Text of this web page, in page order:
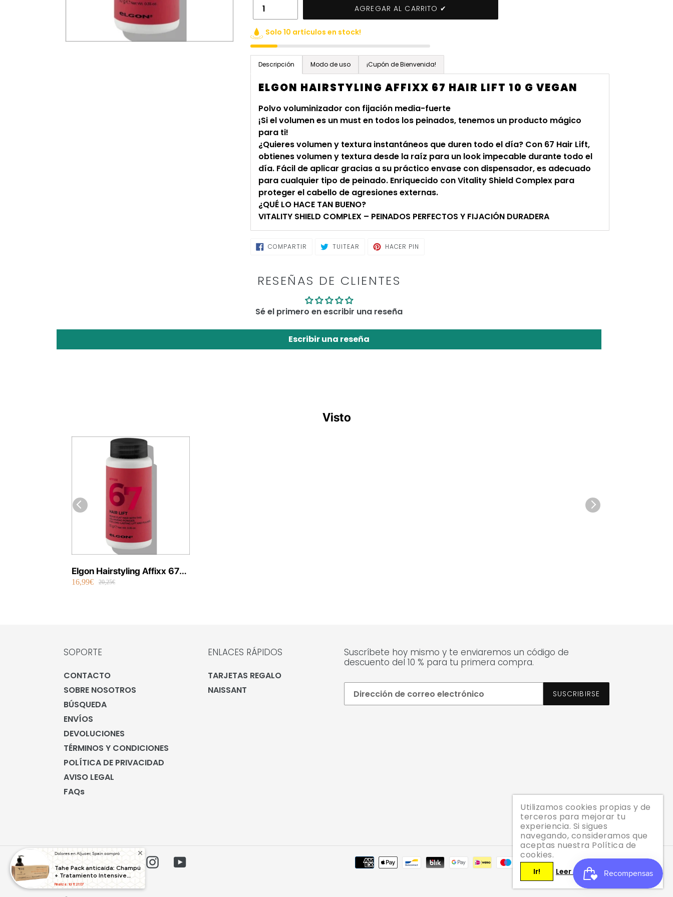
AGREGAR AL CARRITO ✔
Solo 10 artículos en stock!
Agregando
carrito
de
compra
Descripción Modo de uso ¡Cupón de Bienvenida!
ELGON HAIRSTYLING AFFIXX 67 HAIR LIFT 10 G VEGAN
Polvo voluminizador con fijación media-fuerte
¡Si el volumen es un must en todos los peinados, tenemos un producto mágico
para ti!
¿Quieres volumen y textura instantáneos que duren todo el día? Con 67 Hair Lift,
obtienes volumen y textura desde la raíz para un look impecable durante todo el
día. Fácil de aplicar gracias a su práctico envase con dispensador, es adecuado
para cualquier tipo de peinado. Enriquecido con Vitality Shield Complex para
proteger el cabello de agresiones externas.
¿QUÉ LO HACE TAN BUENO?
VITALITY SHIELD COMPLEX – PEINADOS PERFECTOS Y FIJACIÓN DURADERA
COMPARTIR COMPARTIRTUITEAR TUITEARHACER PIN
RESEÑAS DE CLIENTES
Sé el primero en escribir una reseña
Escribir una reseña
Visto
Elgon Hairstyling Affixx 67
Hair Lift 10 g Vegan
16,99€ 20,25€
SOPORTE
CONTACTO
SOBRE NOSOTROS
BÚSQUEDA
ENVÍOS
DEVOLUCIONES
TÉRMINOS Y CONDICIONES
POLÍTICA DE PRIVACIDAD
AVISO LEGAL
FAQs
ENLACES RÁPIDOS
TARJETAS REGALO
NAISSANT
Suscríbete hoy mismo y te enviaremos un código de
descuento del 10 % para tu primera compra.
SUSCRIBIRSE
FacebookTwitter PinterestInstagramYouTube
Métodos
de
Dolores en Aljucer, Spain compró
Tahe Pack anticaída: Champú
+ Tratamiento Intensive
Organic Care
Finaliza: 1d 11:21:07
Utilizamos cookies propias y de
terceros para mejorar tu
experiencia. Si sigues
navegando, consideramos que
aceptas nuestra Política de
cookies.
Ir! Leer más